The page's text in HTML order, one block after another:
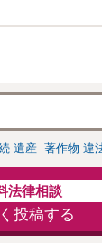
遺産 著作物 違
法律相談
投稿する